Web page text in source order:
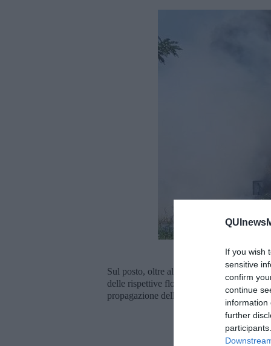
If you wish
sensitive
confirm
continue
information
further
Sul posto, oltre alle squadre di terra dei
delle rispettive flotte.
Le abitazioni sono
propagazione delle fiamme.